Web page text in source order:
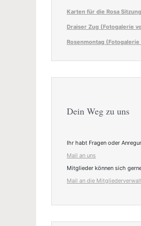
Karten für die Rosa
Draiser Zug (Fotogalerie
Rosenmontag
Dein Weg zu uns
Ihr habt Fragen oder
Mail an uns
Mitglieder können sich
Mail an die